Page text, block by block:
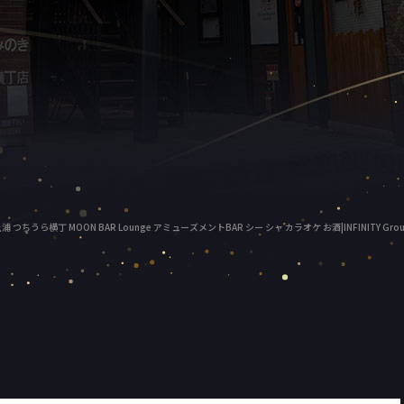
つちうら横丁 MOON BAR Lounge アミューズメントBAR シー シャ カラオケ お酒|INFINITY